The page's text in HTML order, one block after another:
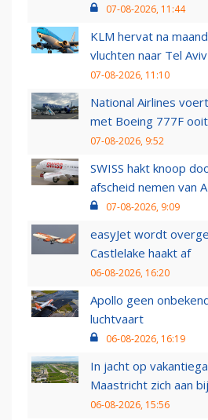
07-08-2026, 11:44
KLM hervat na
vluchten naar Tel Aviv
07-08-2026, 11:10
National Airlines
met Boeing 777F
07-08-2026, 9:52
SWISS hakt knoop
afscheid nemen van
07-08-2026, 9:09
easyJet wordt
Castlelake haakt af
06-08-2026, 16:20
Apollo geen
luchtvaart
06-08-2026, 16:19
In jacht op
Maastricht zich aan
06-08-2026, 15:56